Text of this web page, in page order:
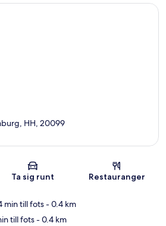
Karta
HH, 20099
Ta sig runt Restauranger
min till fots- 0.4 km
till fots- 0.4 km